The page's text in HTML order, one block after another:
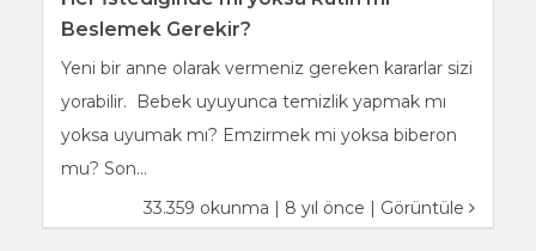
Beslemek Gerekir?
Yeni bir anne olarak vermeniz gereken kararlar sizi
yorabilir. Bebek uyuyunca temizlik yapmak mı
yoksa uyumak mı? Emzirmek mi yoksa biberon
mu? Son...
33.359 okunma | 8 yıl önce | Görüntüle